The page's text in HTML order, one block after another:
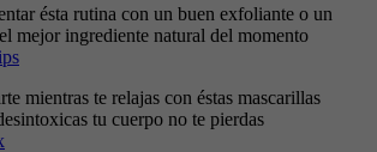
ésta rutina con un buen exfoliante o un
mejor ingrediente natural del momento
mientras te relajas con éstas mascarillas
tu cuerpo no te pierdas